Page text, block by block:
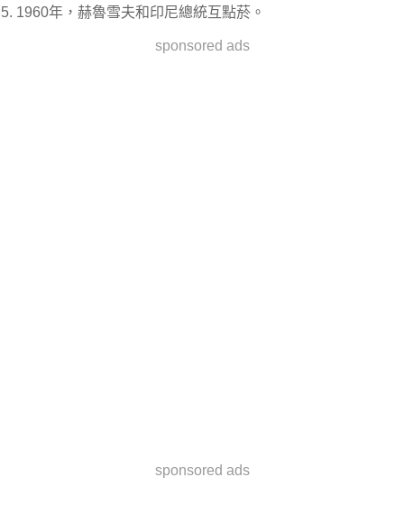
5. 1960年，赫魯雪夫和印尼總統互點菸。
sponsored ads
sponsored ads